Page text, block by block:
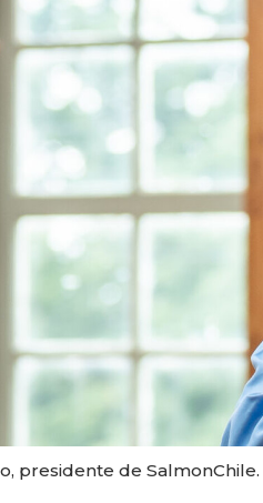
presidente de SalmonChile.